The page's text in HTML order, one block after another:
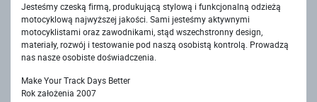
Jesteśmy czeską firmą, produkującą stylową i funkcjonalną odzieżą
motocyklową najwyższej jakości. Sami jesteśmy aktywnymi
motocyklistami oraz zawodnikami, stąd wszechstronny design,
materiały, rozwój i testowanie pod naszą osobistą kontrolą. Prowadzą
nas nasze osobiste doświadczenia.
Make Your Track Days Better
Rok założenia 2007